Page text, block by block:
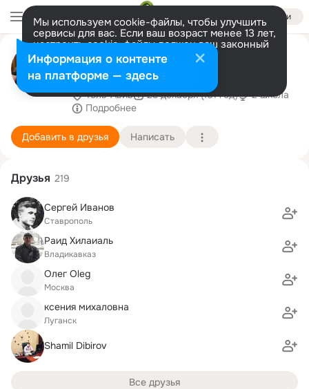
Войти
Мы используем cookie-файлы, чтобы улучшить
сервисы для вас. Если ваш возраст менее 13 лет,
настроить cookie-файлы должен ваш законный
представитель. Больше информации
Разрешить все Настроить
Ирина Василевская-
Черняховская
Тель-Авив 23 декабря (101 год)
2 школа
Подробнее
Добавить в друзья Написать
Друзья 219
Сергей Иванов
Ставрополь
Раид Хилаиаль
Владикавказ
Олег Oleg
Москва
ксения михаловна
Луганск
Shamil Dibirov
Все друзья
Информация о контенте
на платформе — здесь